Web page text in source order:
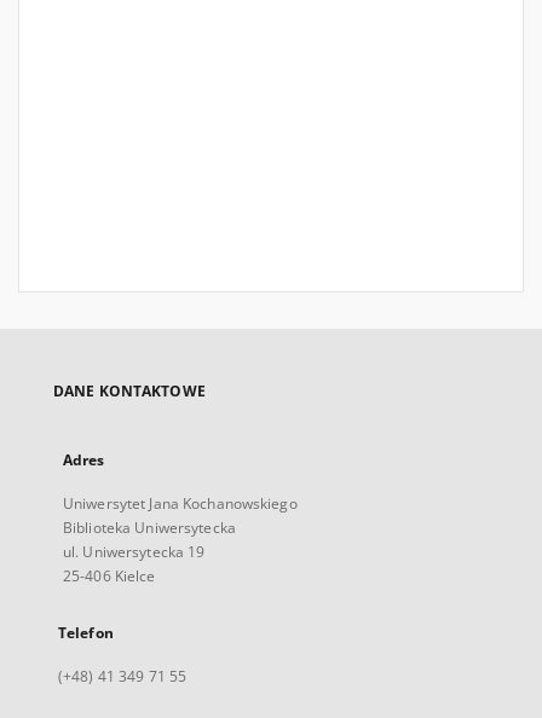
DANE KONTAKTOWE
Adres
Uniwersytet Jana Kochanowskiego
Biblioteka Uniwersytecka
ul. Uniwersytecka 19
25-406 Kielce
Telefon
(+48) 41 349 71 55